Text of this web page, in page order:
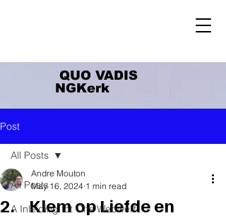
QUO VADIS
NGKerk
Post
All Posts
A Inleiding tot Ons Webwerf
All Posts
2. Klem op Liefde en
Andre Mouton
May 16, 2024 1 min read